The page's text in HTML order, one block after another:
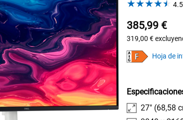
4.5
385,99 €
319,00 €
Hoja de
27" (68,58